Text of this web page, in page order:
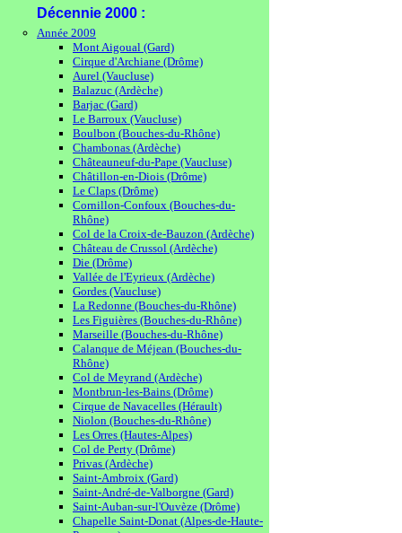
Décennie 2000 :
Année 2009
Mont Aigoual (Gard)
Cirque d'Archiane (Drôme)
Aurel (Vaucluse)
Balazuc (Ardèche)
Barjac (Gard)
Le Barroux (Vaucluse)
Boulbon (Bouches-du-Rhône)
Chambonas (Ardèche)
Châteauneuf-du-Pape (Vaucluse)
Châtillon-en-Diois (Drôme)
Le Claps (Drôme)
Cornillon-Confoux (Bouches-du-
Rhône)
Col de la Croix-de-Bauzon (Ardèche)
Château de Crussol (Ardèche)
Die (Drôme)
Vallée de l'Eyrieux (Ardèche)
Gordes (Vaucluse)
La Redonne (Bouches-du-Rhône)
Les Figuières (Bouches-du-Rhône)
Marseille (Bouches-du-Rhône)
Calanque de Méjean (Bouches-du-
Rhône)
Col de Meyrand (Ardèche)
Montbrun-les-Bains (Drôme)
Cirque de Navacelles (Hérault)
Niolon (Bouches-du-Rhône)
Les Orres (Hautes-Alpes)
Col de Perty (Drôme)
Privas (Ardèche)
Saint-Ambroix (Gard)
Saint-André-de-Valborgne (Gard)
Saint-Auban-sur-l'Ouvèze (Drôme)
Chapelle Saint-Donat (Alpes-de-Haute-